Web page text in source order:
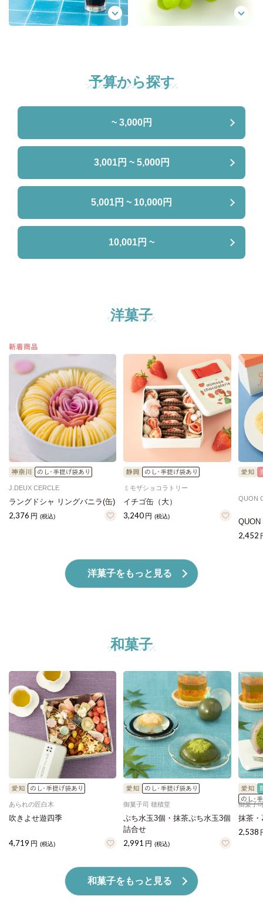
予算から探す
~ 3,000円
3,001円 ~ 5,000円
5,001円 ~ 10,000円
10,001円 ~
洋菓子
J.DEUX CERCLE
ラングドシャ リングバニラ(缶)
2,376 円 (税込)
ミモザショコラトリー
イチゴ缶（大）
3,240 円 (税込)
QUON
QUON
2,452
洋菓子をもっと見る
和菓子
あられの匠白木
吹きよせ遊四季
4,719 円 (税込)
御菓子司 穂積堂
ぷち水玉3個・抹茶ぷち水玉3個
詰合せ
2,991 円 (税込)
御菓子
抹茶・
2,538
和菓子をもっと見る